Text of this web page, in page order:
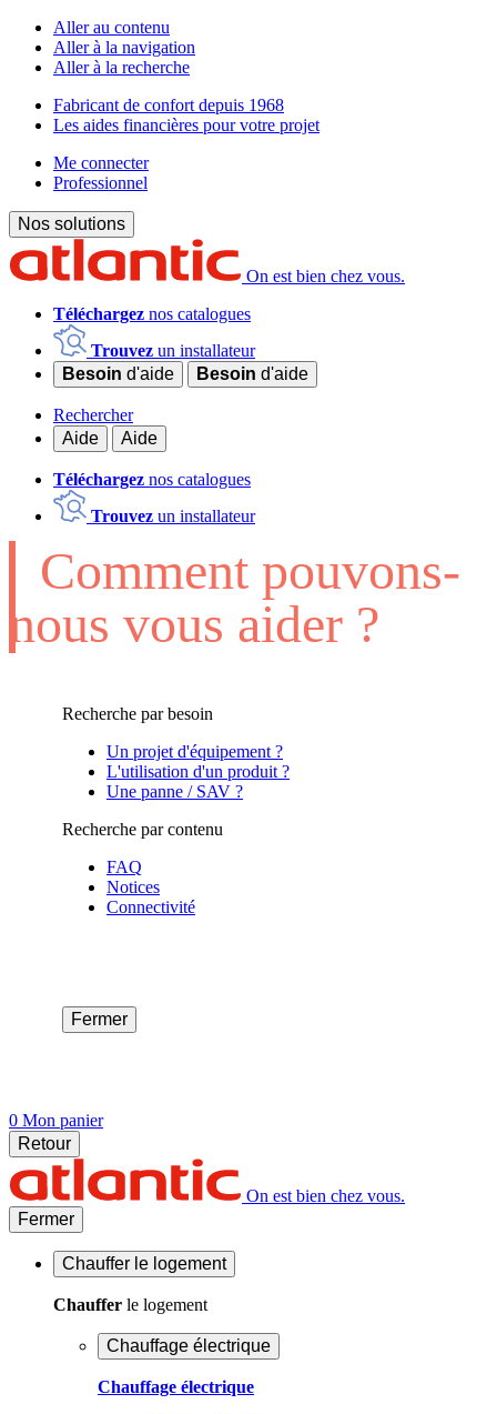
Aller au contenu
Aller à la navigation
Aller à la recherche
Fabricant de confort depuis 1968
Les aides financières pour votre projet
Me connecter
Professionnel
Nos solutions
On est bien chez vous.
Téléchargez nos catalogues
Trouvez un installateur
Besoin d'aide Besoin d'aide
Rechercher
Aide
Aide
Téléchargez nos catalogues
Trouvez un installateur
Comment pouvons-
nous vous aider ?
Recherche par besoin
Un projet d'équipement ?
L'utilisation d'un produit ?
Une panne / SAV ?
Recherche par contenu
FAQ
Notices
Connectivité
Fermer
0 Mon panier
Retour
On est bien chez vous.
Fermer
Chauffer le logement
Chauffer le logement
Chauffage électrique
Chauffage électrique